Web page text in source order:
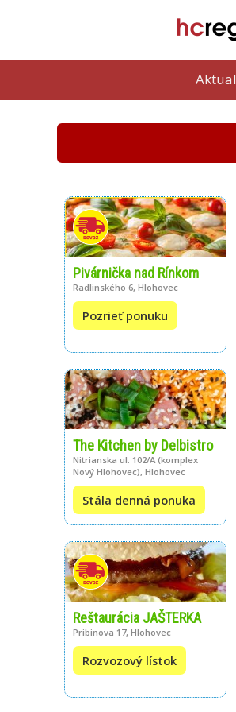
Pivárnička nad Rínkom
Radlinského 6, Hlohovec
Pozrieť ponuku
The Kitchen by Delbistro
Nitrianska ul. 102/A (komplex
Nový Hlohovec), Hlohovec
Stála denná ponuka
Reštaurácia JAŠTERKA
Pribinova 17, Hlohovec
Rozvozový lístok